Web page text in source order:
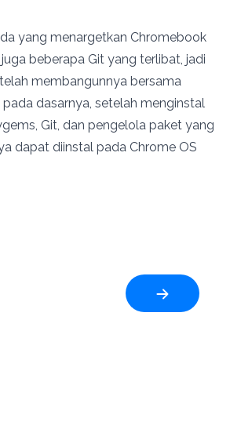
yang menargetkan Chromebook
beberapa Git yang terlibat, jadi
membangunnya bersama
dasarnya, setelah menginstal
Git, dan pengelola paket yang
dapat diinstal pada Chrome OS